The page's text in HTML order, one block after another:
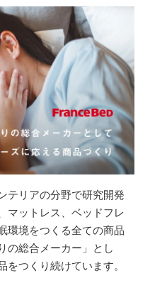
テリアの分野で研究開発
マットレス、ベッドフレ
環境をつくる全ての商品
の総合メーカー」とし
つくり続けています。